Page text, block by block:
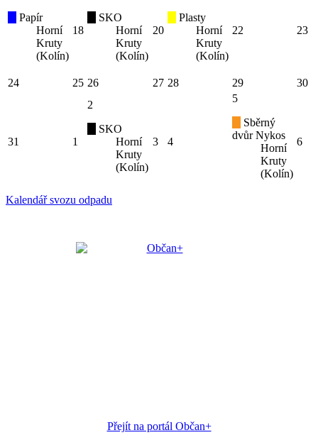
Papír
Horní
Kruty
(Kolín)
18
SKO
Horní
Kruty
(Kolín)
20
Plasty
Horní
Kruty
(Kolín)
22 23
24 25 26 27 28 29 30
31 1
2
SKO
Horní
Kruty
(Kolín)
3 4
5
Sběrný
dvůr Nykos
Horní
Kruty
(Kolín)
6
Kalendář svozu odpadu
Přejít na portál Občan+